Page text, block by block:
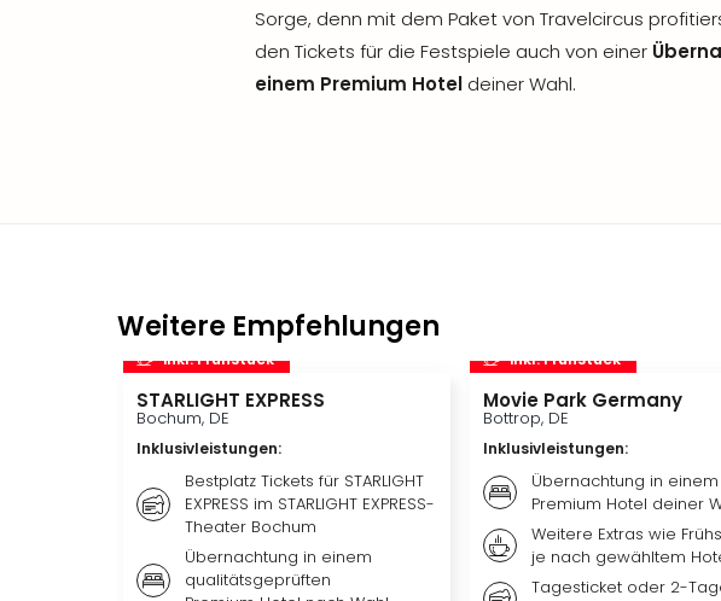
Sorge, denn mit dem Paket von Travelcircus
den Tickets für die Festspiele auch von einer
einem Premium Hotel deiner Wahl.
Weitere Empfehlungen
inkl. Frühstück
STARLIGHT EXPRESS
Bochum, DE
Inklusivleistungen:
Bestplatz Tickets für STARLIGHT
EXPRESS im STARLIGHT EXPRESS-
Theater Bochum
Übernachtung in einem
qualitätsgeprüften
inkl. Frühstück
Movie Park Germany
Bottrop, DE
Inklusivleistungen:
Übernachtung in einem
Premium Hotel deiner
Weitere Extras wie
je nach gewähltem
Tagesticket oder 2-